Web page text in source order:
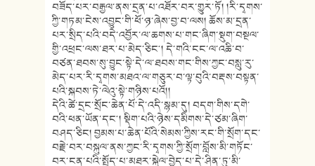
བཟོད་པར་བརྒྱལ་ནས་དྲན་པ་འཐོར་བར་གྱུར་ཏོ། །རི་དྭགས་
ཀྱི་གཏམ་ངེས་འབྱུང་གི་ཕོ་ཉ་ཞེས་བྱ་བ་ལས། ཆོས་མ་དྲན་
པར་སྲིད་པའི་བདེ་འབྱོར་ལ་ཆགས་པ་གང་ཞིག་སྡུག་བསྔལ་
གྱི་འཕྲང་ལས་ཐར་པ་མེད་ཅིང༌། དེ་གའི་ངང་ལ་འཆི་བ་
བཙན་ཐབས་སུ་བྱུང་སྟེ་དེ་ལ་ཐབས་གང་གིས་ཀྱང་བསླུ་རུ་
མེད་པར་རི་དྭགས་མཐའ་ལ་གཅུར་བ་ལྟ་བུའི་བརྡས་བསྟན་
པའི་སྐབས་ཏེ་ལེའུ་སྟེ་གཉིས་པའོ།།
དེའི་ཚེ་དྲང་སྲོང་ཆེན་པོ་དེ་འདི་སྙམ་དུ། བདག་གིས་དགེ་
བའི་ཕན་ཡོན་དང༌། སྡིག་པའི་ཉེས་དམིགས་དེ་ཙམ་ཞིག་
བཤད་ཅིང། བྱམས་པ་ཆེན་པོའི་སེམས་ཀྱིས་རང་གི་སྲོག་དང་
བརྗེ་བར་བསྐུལ་ནས་ཀྱང་རི་དྭགས་ཀྱི་སྲོག་བློས་མི་གཏོང་
བར་ངན་པའི་སྤྱོད་པ་མཐར་སྐྱེལ་བྱེད་པ་དེ་ཤིན་ཏུ་མི་